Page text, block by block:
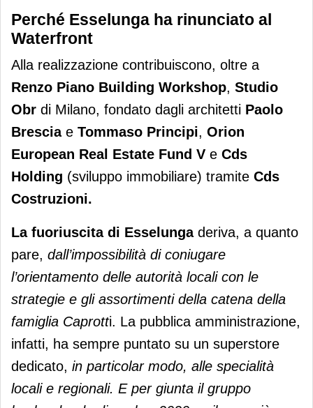
Perché Esselunga ha rinunciato al
Waterfront
Alla realizzazione contribuiscono, oltre a
Renzo Piano Building Workshop, Studio
Obr di Milano, fondato dagli architetti Paolo
Bresciae Tommaso Principi, Orion
European Real Estate Fund V e Cds
Holding (sviluppo immobiliare) tramite Cds
Costruzioni.
La fuoriuscita di Esselungaderiva, a quanto
pare, dall’impossibilità di coniugare
l’orientamento delle autorità locali con le
strategie e gli assortimenti della catena della
famiglia Caprotti. La pubblica amministrazione,
infatti, ha sempre puntato su un superstore
dedicato, in particolar modo, alle specialità
locali e regionali. E per giunta il gruppo